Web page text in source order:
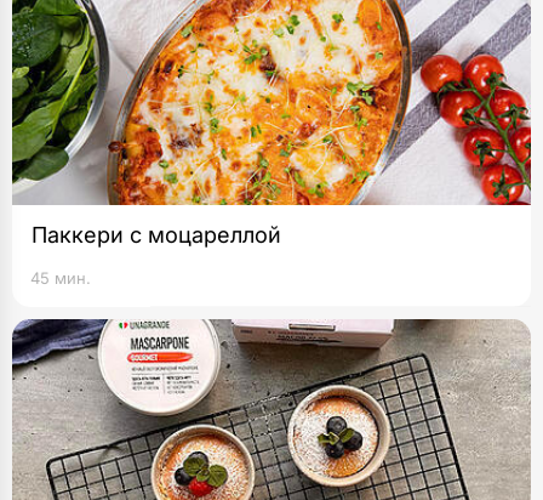
Паккери с моцареллой
45 мин.